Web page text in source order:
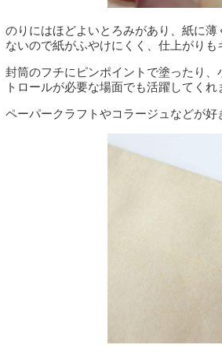
のりにはほどよいとろみがあり、紙に
ないので紙がふやけにくく、仕上がりも
封筒のフチにピンポイントで塗ったり
トロールが必要な場面でも活躍してくれ
ペーパークラフトやコラージュなどが